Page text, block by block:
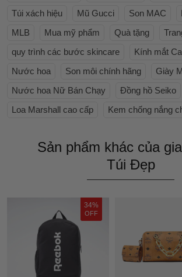
Túi xách hiệu
Mũ Gucci Son MAC
MLB
Mua mỹ phẩm Quà tặng
quy trình các bước skincare
Kính mắt
Nước hoa
Son môi chính hãng
Giày
Nước hoa Nữ Bán Chạy
Đồng hồ Seiko
Loa Marshall cao cấp
Kem chống nắng
Sản phẩm khác của
Túi Đẹp
34%
OFF